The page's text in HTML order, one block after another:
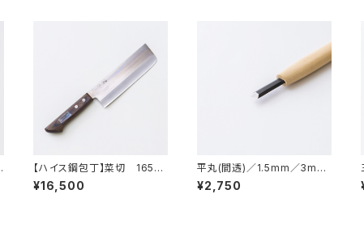
【ハイス鋼包丁】菜切 165m
m
¥16,500
平丸(間透)／1.5mm／3mm
／4.5mm／6mm／7.5mm
／9mm／10.5mm／12mm
¥2,750